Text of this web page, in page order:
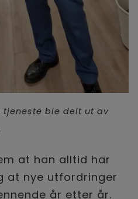
tjeneste ble delt ut av
at han alltid har
at nye utfordringer
år etter år.